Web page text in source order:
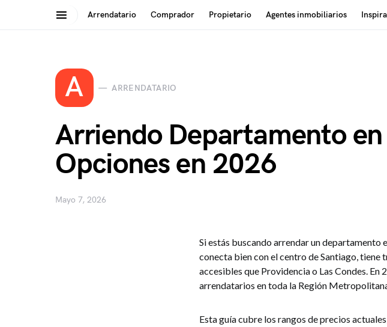
Arrendatario Comprador Propietario Agentes inmobiliarios
Search for:
A ARRENDATARIO
Arriendo Departamento
Opciones en 2026
Mayo 7, 2026
Si estás buscando arrendar un departamento
conecta bien con el centro de Santiago,
accesibles que Providencia o Las Condes. En
arrendatarios en toda la Región
Esta guía cubre los rangos de precios